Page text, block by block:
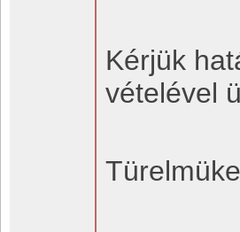
Kérjük
vételével